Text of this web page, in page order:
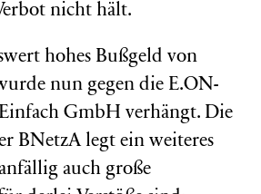
nicht hält.
hohes Bußgeld von
nun gegen die E.ON-
GmbH verhängt. Die
BNetzA legt ein weiteres
auch große